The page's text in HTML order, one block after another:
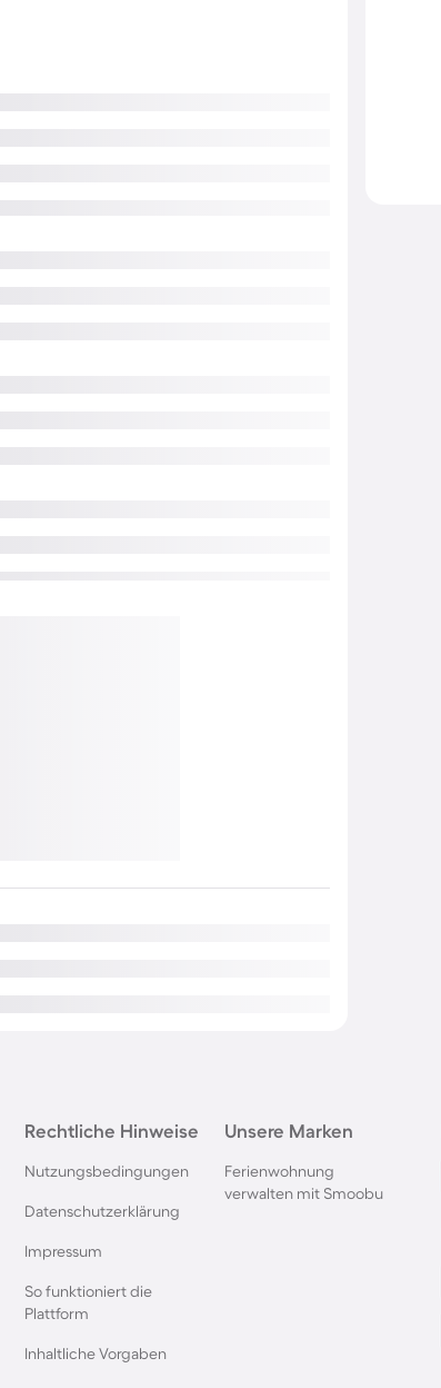
Rechtliche Hinweise
Nutzungsbedingungen
Datenschutzerklärung
Impressum
So funktioniert die
Plattform
Inhaltliche Vorgaben
Unsere Marken
Ferienwohnung
verwalten mit Smoobu